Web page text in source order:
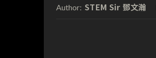
Author: STEM Sir 鄧文瀚